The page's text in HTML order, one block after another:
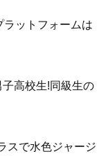
ットフォームは
高校生!同級生の
スで水色ジャージ